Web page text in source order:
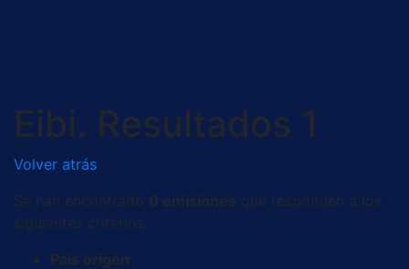
Eibi. Resultados 1
Volver atrás
Se han encontrado 0 emisiones que responden a los
siguientes criterios:
País origen: